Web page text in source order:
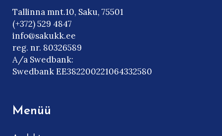
Tallinna mnt.10, Saku, 75501
(+372) 529 4847
info@sakukk.ee
reg. nr. 80326589
A/a Swedbank:
Swedbank EE382200221064332580
Menüü